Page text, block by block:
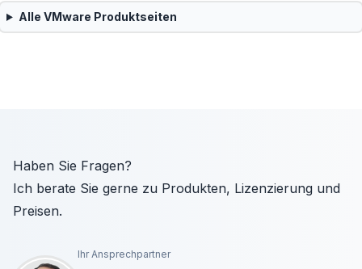
Alle VMware Produktseiten
Haben Sie Fragen?
Ich berate Sie gerne zu Produkten, Lizenzierung und
Preisen.
Ihr Ansprechpartner